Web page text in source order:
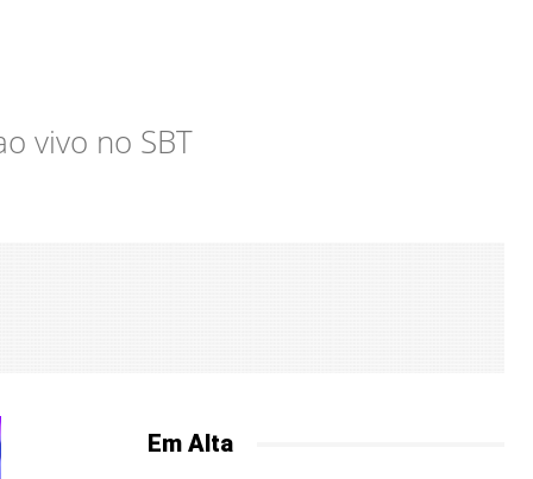
vivo no SBT
Em Alta